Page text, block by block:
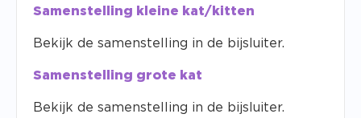
Samenstelling kleine kat/kitten
Bekijk de samenstelling in de bijsluiter.
Samenstelling grote kat
Bekijk de samenstelling in de bijsluiter.